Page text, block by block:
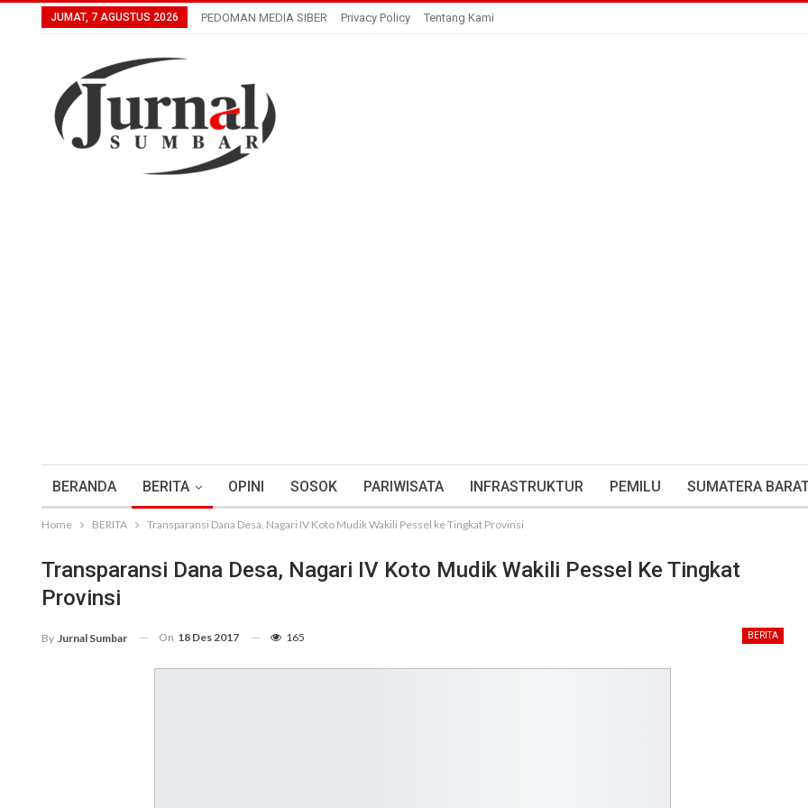
JUMAT, 7 AGUSTUS 2026 PEDOMAN MEDIA SIBER Privacy Policy Tentang Kami
BERANDA BERITA OPINI SOSOK PARIWISATA INFRASTRUKTUR PEMILU SUMATERA
Home BERITA Transparansi Dana Desa, Nagari IV Koto Mudik Wakili Pessel ke Tingkat Provinsi
Transparansi Dana Desa, Nagari IV Koto Mudik Wakili Pessel Ke Tingkat
Provinsi
BERITA
By Jurnal Sumbar On 18 Des 2017 165